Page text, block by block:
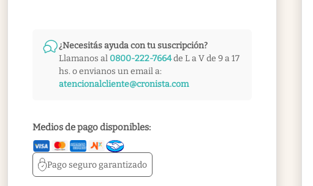
¿Necesitás ayuda con tu suscripción?
Llamanos al 0800-222-7664de L a V de 9 a 17
hs. o envianos un email a:
atencionalcliente@cronista.com
Medios de pago disponibles:
Pago segurogarantizado